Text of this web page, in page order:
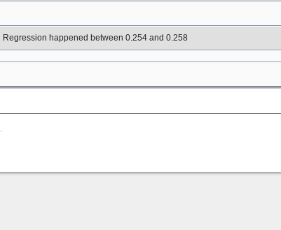
Regression happened between 0.254 and 0.258